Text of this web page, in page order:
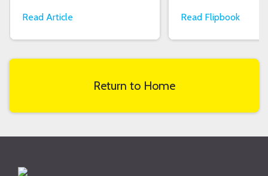
Read Article Read Flipbook
Return to Home